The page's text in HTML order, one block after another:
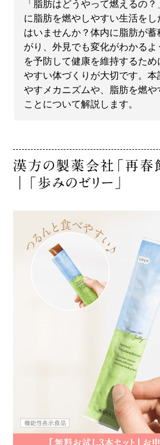
「脂肪はどうやって燃えるの
に脂肪を燃やしやすい生活を
はいませんか？体内に脂肪が
がり、外見でも変化がわかる
を予防して健康を維持するた
やすい体づくりが大切です。
やすメカニズムや、脂肪を燃
ことについて解説します。
漢方の製薬会社「再春
｜「歩みのゼリー」